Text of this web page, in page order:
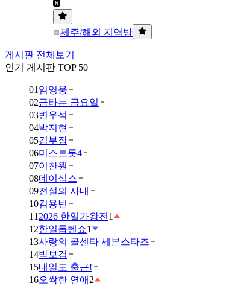
제주/해외 지역방
게시판 전체보기
인기 게시판 TOP 50
01 임영웅
02금타는 금요일
03변우석
04박지현
05김부장
06미스트롯4
07이찬원
08데이식스
09전설의 사내
10김용빈
11 2026 한일가왕전 1
12한일톱텐쇼1
13사랑의 콜센타 세븐스타즈
14박보검
15내일도 출근!
16오싹한 연애 2